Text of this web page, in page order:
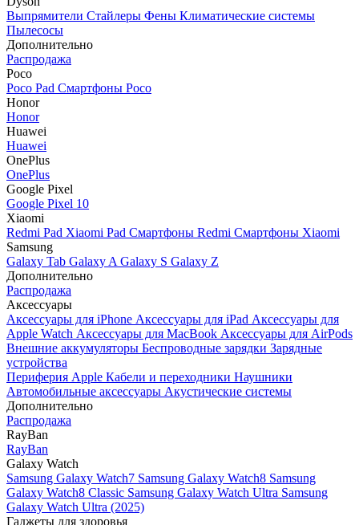
Выпрямители Стайлеры Фены Климатические системы
Пылесосы
Дополнительно
Распродажа
Poco
Poco Pad Смартфоны Poco
Honor
Honor
Huawei
Huawei
OnePlus
OnePlus
Google Pixel
Google Pixel 10
Xiaomi
Redmi Pad Xiaomi Pad Смартфоны Redmi Смартфоны Xiaomi
Samsung
Galaxy Tab Galaxy A Galaxy S Galaxy Z
Дополнительно
Распродажа
Аксессуары
Аксессуары для iPhone Аксессуары для iPad Аксессуары для
Apple Watch Аксессуары для MacBook Аксессуары для AirPods
Внешние аккумуляторы Беспроводные зарядки Зарядные
устройства
Периферия Apple Кабели и переходники Наушники
Автомобильные аксессуары Акустические системы
Дополнительно
Распродажа
RayBan
RayBan
Galaxy Watch
Samsung Galaxy Watch7 Samsung Galaxy Watch8 Samsung
Galaxy Watch8 Classic Samsung Galaxy Watch Ultra Samsung
Galaxy Watch Ultra (2025)
Гаджеты для здоровья